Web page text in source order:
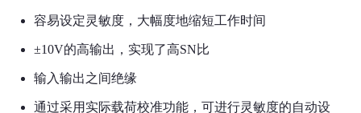
容易设定灵敏度，大幅度地缩短工作时间
±10V的高输出，实现了高SN比
输入输出之间绝缘
通过采用实际载荷校准功能，可进行灵敏度的自动设